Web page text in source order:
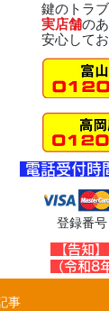
鍵のトラ
実店舗の
安心して
登録番
電話受付
【告知
（令和8
事